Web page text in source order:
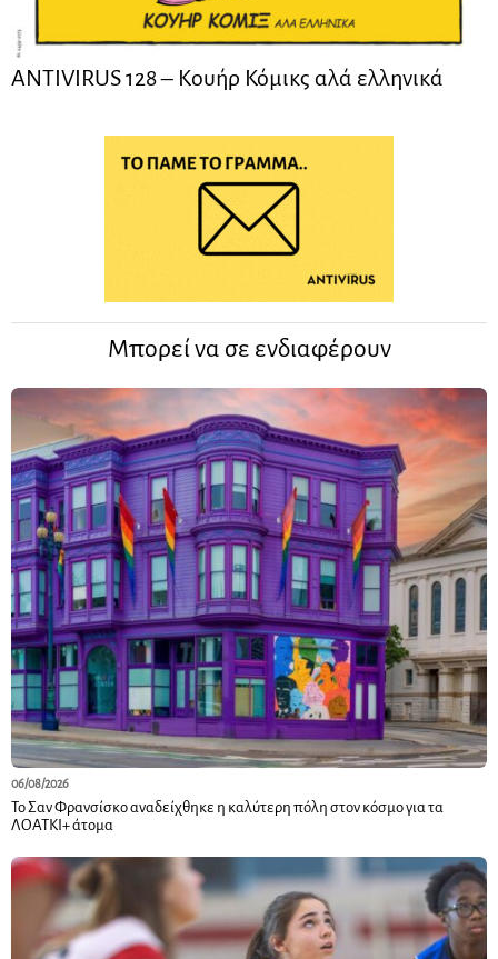
ANTIVIRUS 128 – Kουήρ Κόμικς αλά ελληνικά
Μπορεί να σε ενδιαφέρουν
06/08/2026
Το Σαν Φρανσίσκο αναδείχθηκε η καλύτερη πόλη στον κόσμο για τα
ΛΟΑΤΚΙ+ άτομα